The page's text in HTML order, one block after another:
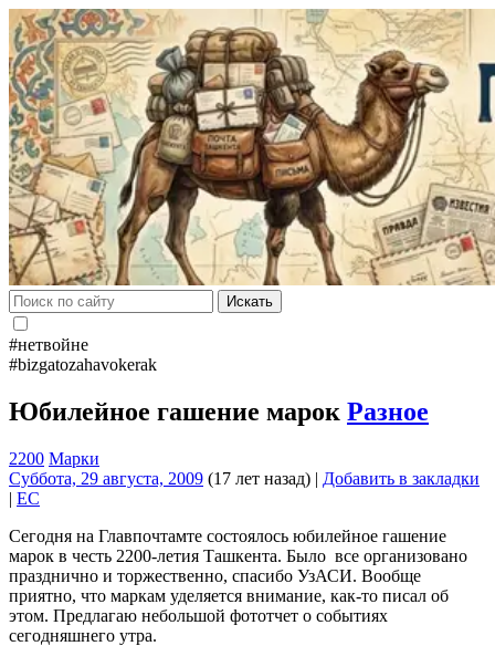
Искать
#нетвойне
#bizgatozahavokerak
Юбилейное гашение марок Разное
2200 Марки
Суббота, 29 августа, 2009 (17 лет назад) | Добавить в закладки
| EC
Сегодня на Главпочтамте состоялось юбилейное гашение
марок в честь 2200-летия Ташкента. Было все организовано
празднично и торжественно, спасибо УзАСИ. Вообще
приятно, что маркам уделяется внимание, как-то писал об
этом. Предлагаю небольшой фототчет о событиях
сегодняшнего утра.